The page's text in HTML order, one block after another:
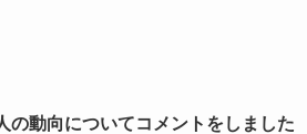
の動向についてコメントをしました